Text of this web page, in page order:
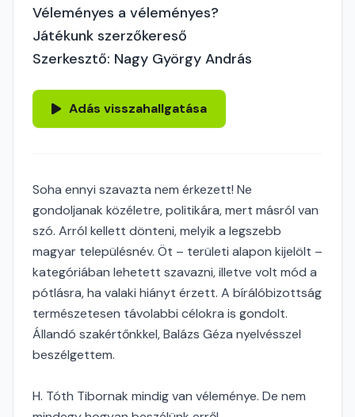
Véleményes a véleményes?
Játékunk szerzőkereső
Szerkesztő: Nagy György András
Adás visszahallgatása
Soha ennyi szavazta nem érkezett! Ne
gondoljanak közéletre, politikára, mert másról van
szó. Arról kellett dönteni, melyik a legszebb
magyar településnév. Öt – területi alapon kijelölt –
kategóriában lehetett szavazni, illetve volt mód a
pótlásra, ha valaki hiányt érzett. A bírálóbizottság
természetesen távolabbi célokra is gondolt.
Állandó szakértőnkkel, Balázs Géza nyelvésszel
beszélgettem.
H. Tóth Tibornak mindig van véleménye. De nem